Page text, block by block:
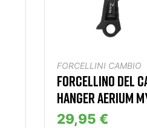
FORCELLINI CAMBIO
FORCELLINO DEL
HANGER AERIUM
29,95 €